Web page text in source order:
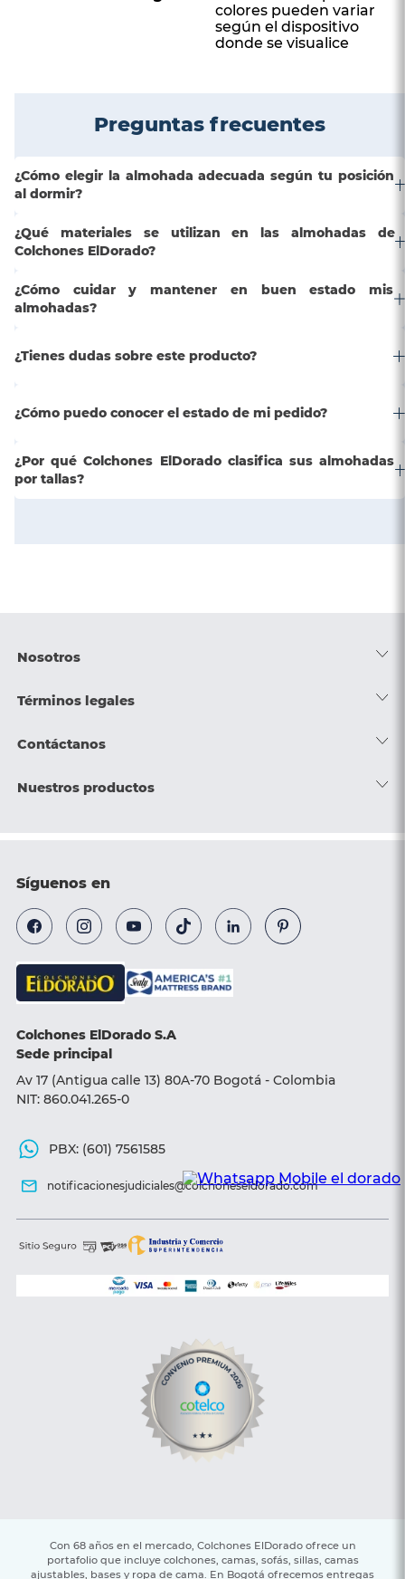
colores pueden variar
según el dispositivo
donde se visualice
Preguntas frecuentes
¿Cómo elegir la almohada adecuada según tu posición
al dormir?
¿Qué materiales se utilizan en las almohadas de
Colchones ElDorado?
¿Cómo cuidar y mantener en buen estado mis
almohadas?
¿Tienes dudas sobre este producto?
¿Cómo puedo conocer el estado de mi pedido?
¿Por qué Colchones ElDorado clasifica sus almohadas
por tallas?
Nosotros
Acerca de nosotros
Términos legales
Política de tratamiento de datos
Poliza de garantía
Términos y condiciones de entrega
Contáctanos
Escríbenos
Línea transparencia
Nuestros productos
Almohadas
Base camas
Accesorios
Síguenos en
Colchones ElDorado S.A
Sede principal
Av 17 (Antigua calle 13) 80A-70 Bogotá - Colombia
NIT: 860.041.265-0
PBX: (601) 7561585
notificacionesjudiciales@colchoneseldorado.com
Con 68 años en el mercado, Colchones ElDorado ofrece un
portafolio que incluye colchones, camas, sofás, sillas, camas
ajustables, bases y ropa de cama. En Bogotá ofrecemos entregas